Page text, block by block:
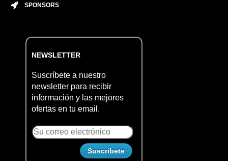
SPONSORS
NEWSLETTER
Suscríbete a nuestro
newsletter para recibir
información y las mejores
ofertas en tu email.